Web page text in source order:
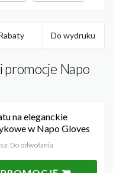
Do wydruku
promocje Napo
na eleganckie
w Napo Gloves
Do odwołania